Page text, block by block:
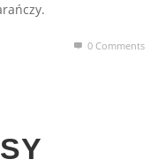
0 Comments